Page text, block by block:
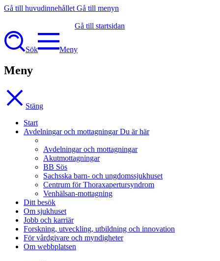
Gå till huvudinnehållet Gå till menyn
Gå till startsidan
Sök Meny
Meny
Stäng
Start
Avdelningar och mottagningar Du är här
Avdelningar och mottagningar
Akutmottagningar
BB Sös
Sachsska barn- och ungdomssjukhuset
Centrum för Thoraxapertursyndrom
Venhälsan-mottagning
Ditt besök
Om sjukhuset
Jobb och karriär
Forskning, utveckling, utbildning och innovation
För vårdgivare och myndigheter
Om webbplatsen